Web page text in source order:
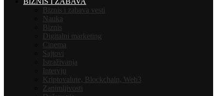
Biznis i zabava vesti
Nauka
Biznis
Digitalni marketing
Cinema
Sajtovi
Istraživanja
Intervju
Kriptovalute, Blockchain, Web3
Zanimljivosti